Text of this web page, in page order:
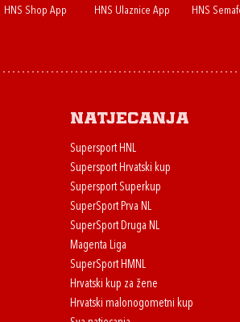
HNS Shop App HNS Ulaznice App HNS
Natjecanja
Supersport HNL
Supersport Hrvatski kup
Supersport Superkup
SuperSport Prva NL
SuperSport Druga NL
Magenta Liga
SuperSport HMNL
Hrvatski kup za žene
Hrvatski malonogometni kup